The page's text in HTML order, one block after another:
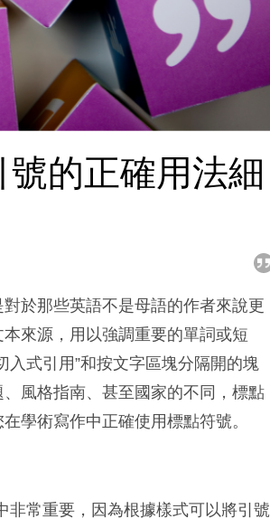
的正確用法細
於那些英語不是母語的作者來說更
來源，用以強調重要的單詞或短
式引用”和按文字區塊分隔開的塊
風格指南、甚至國家的不同，標點
學術寫作中正確使用標點符號。
非常重要，因為根據樣式可以將引號